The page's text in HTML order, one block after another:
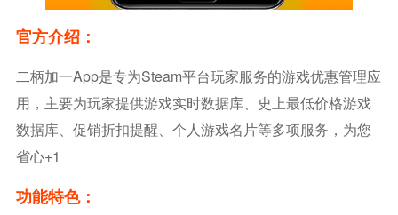
官方介绍：
二柄加一app是专为Steam平台玩家服务的游戏优惠管理应
用，主要为玩家提供游戏实时数据库、史上最低价格游戏
数据库、促销折扣提醒、个人游戏名片等多项服务，为您
省心+1
功能特色：